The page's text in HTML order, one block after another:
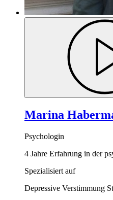
Marina
Psychologin
4 Jahre Erfahrung in der
Spezialisiert auf
Depressive Verstimmung